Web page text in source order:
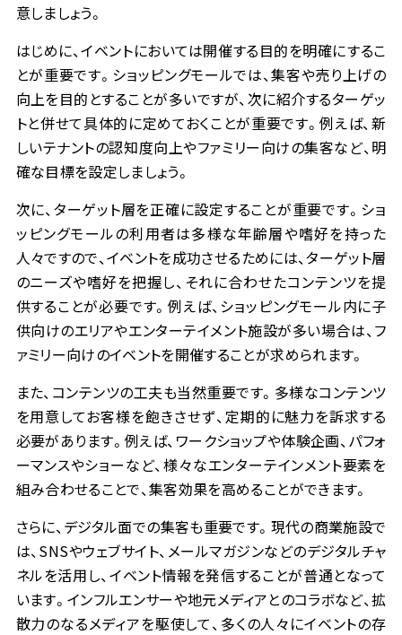
意しましょう。
はじめに、イベントにおいては開催する目的を明確にするこ
とが重要です。ショッピングモールでは、集客や売り上げの
向上を目的とすることが多いですが、次に紹介するターゲッ
トと併せて具体的に定めておくことが重要です。例えば、新
しいテナントの認知度向上やファミリー向けの集客など、明
確な目標を設定しましょう。
次に、ターゲット層を正確に設定することが重要です。ショ
ッピングモールの利用者は多様な年齢層や嗜好を持った
人々ですので、イベントを成功させるためには、ターゲット層
のニーズや嗜好を把握し、それに合わせたコンテンツを提
供することが必要です。例えば、ショッピングモール内に子
供向けのエリアやエンターテイメント施設が多い場合は、フ
ァミリー向けのイベントを開催することが求められます。
また、コンテンツの工夫も当然重要です。多様なコンテンツ
を用意してお客様を飽きさせず、定期的に魅力を訴求する
必要があります。例えば、ワークショップや体験企画、パフォ
ーマンスやショーなど、様々なエンターテインメント要素を
組み合わせることで、集客効果を高めることができます。
さらに、デジタル面での集客も重要です。現代の商業施設で
は、SNSやウェブサイト、メールマガジンなどのデジタルチャ
ネルを活用し、イベント情報を発信することが普通となって
います。インフルエンサーや地元メディアとのコラボなど、拡
散力のなるメディアを駆使して、多くの人々にイベントの存